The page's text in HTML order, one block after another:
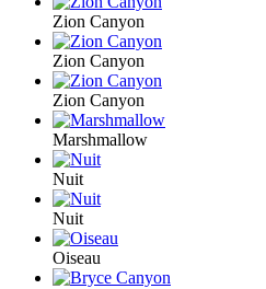
Zion Canyon
Zion Canyon
Zion Canyon
Marshmallow
Nuit
Nuit
Oiseau